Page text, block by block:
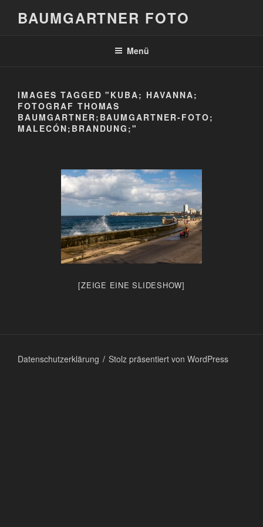
BAUMGARTNER FOTO
Menü
IMAGES TAGGED "KUBA; HAVANNA;
FOTOGRAF THOMAS
BAUMGARTNER;BAUMGARTNER-FOTO;
MALECÓN;BRANDUNG;"
[ZEIGE EINE SLIDESHOW]
Datenschutzerklärung Stolz präsentiert von WordPress